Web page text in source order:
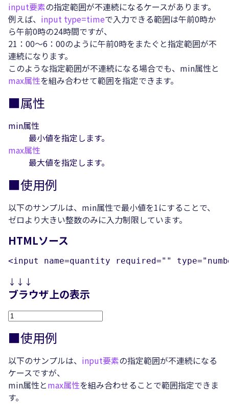
input要素の指定範囲が不連続になるケースがあります。
例えば、 input type=timeで入力できる範囲は午前0時か
ら午前0時の24時間ですが、
21：00～6：00のように午前0時をまたぐと指定範囲が不
連続になります。
このような指定範囲が不連続になる場合でも、min属性と
max属性を組み合わせて範囲を指定できます。
■属性
min属性
最小値を指定します。
max属性
最大値を指定します。
■使用例
以下のサンプルは、min属性で最小値を1にすることで、
ゼロより大きい整数のみに入力制限しています。
HTMLソース
<input name=quantity required=""
↓↓↓
ブラウザ上の表示
■使用例
以下のサンプルは、 input要素の指定範囲が不連続になる
ケースですが、
min属性とmax属性を組み合わせることで範囲指定できま
す。